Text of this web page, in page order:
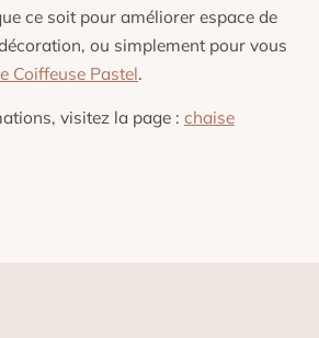
ce soit pour améliorer espace de
ou simplement pour vous
Coiffeuse Pastel.
visitez la page : chaise